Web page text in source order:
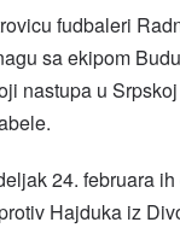
fudbaleri
sa ekipom
nastupa u
24. februara
Hajduka iz